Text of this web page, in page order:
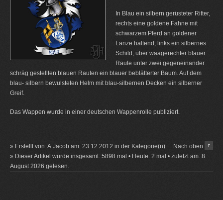
In Blau ein silbern gerüsteter Ritter,
rechts eine goldene Fahne mit
schwarzem Pferd an goldener
Lanze haltend, links ein silbernes
Schild, über waagerechter blauer
Raute unter zwei gegeneinander
schräg gestellten blauen Rauten ein blauer beblätterter Baum. Auf dem
blau- silbern bewulsteten Helm mit blau-silbernen Decken ein silberner
Greif.
Das Wappen wurde in einer deutschen Wappenrolle publiziert.
Nach oben
» Erstellt von: A.Jacob am: 23.12.2012 in der Kategorie(n):
» Dieser Artikel wurde insgesamt: 5898 mal • Heute: 2 mal • zuletzt am: 8.
August 2026 gelesen.